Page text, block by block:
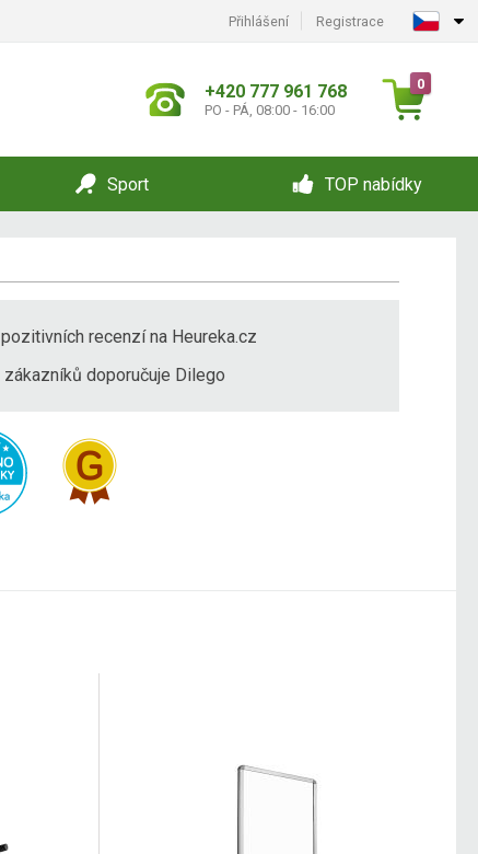
Přihlášení Registrace
+420 777 961 768
PO - PÁ, 08:00 - 16:00
0
Sport TOP nabídky
pozitivních recenzí na Heureka.cz
zákazníků doporučuje Dilego